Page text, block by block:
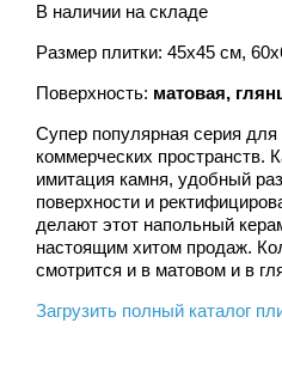
В наличии на складе
Размер плитки: 45х45 см,
Поверхность: матовая,
Супер популярная серия
коммерческих пространств.
имитация камня, удобный
поверхности и
делают этот напольный
настоящим хитом продаж.
смотрится и в матовом и в
Загрузить полный каталог